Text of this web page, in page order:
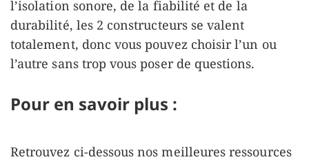
l’isolation sonore, de la fiabilité et de la
durabilité, les 2 constructeurs se valent
totalement, donc vous pouvez choisir l’un ou
l’autre sans trop vous poser de questions.
Pour en savoir plus :
Retrouvez ci-dessous nos meilleures ressources